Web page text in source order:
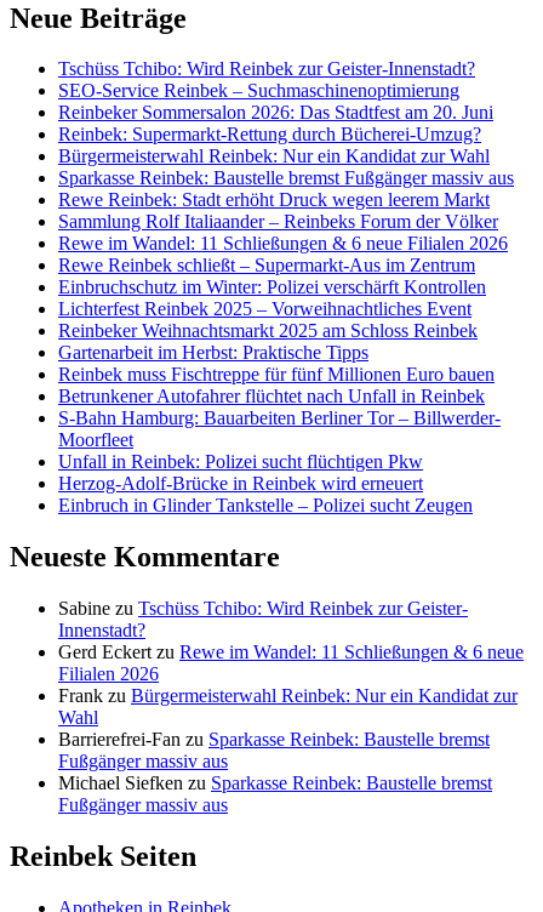
Neue Beiträge
Tschüss Tchibo: Wird Reinbek zur Geister-Innenstadt?
SEO-Service Reinbek – Suchmaschinenoptimierung
Reinbeker Sommersalon 2026: Das Stadtfest am 20. Juni
Reinbek: Supermarkt-Rettung durch Bücherei-Umzug?
Bürgermeisterwahl Reinbek: Nur ein Kandidat zur Wahl
Sparkasse Reinbek: Baustelle bremst Fußgänger massiv aus
Rewe Reinbek: Stadt erhöht Druck wegen leerem Markt
Sammlung Rolf Italiaander – Reinbeks Forum der Völker
Rewe im Wandel: 11 Schließungen & 6 neue Filialen 2026
Rewe Reinbek schließt – Supermarkt-Aus im Zentrum
Einbruchschutz im Winter: Polizei verschärft Kontrollen
Lichterfest Reinbek 2025 – Vorweihnachtliches Event
Reinbeker Weihnachtsmarkt 2025 am Schloss Reinbek
Gartenarbeit im Herbst: Praktische Tipps
Reinbek muss Fischtreppe für fünf Millionen Euro bauen
Betrunkener Autofahrer flüchtet nach Unfall in Reinbek
S-Bahn Hamburg: Bauarbeiten Berliner Tor – Billwerder-
Moorfleet
Unfall in Reinbek: Polizei sucht flüchtigen Pkw
Herzog-Adolf-Brücke in Reinbek wird erneuert
Einbruch in Glinder Tankstelle – Polizei sucht Zeugen
Neueste Kommentare
Sabine zu Tschüss Tchibo: Wird Reinbek zur Geister-
Innenstadt?
Gerd Eckert zu Rewe im Wandel: 11 Schließungen & 6 neue
Filialen 2026
Frank zu Bürgermeisterwahl Reinbek: Nur ein Kandidat zur
Wahl
Barrierefrei-Fan zu Sparkasse Reinbek: Baustelle bremst
Fußgänger massiv aus
Michael Siefken zu Sparkasse Reinbek: Baustelle bremst
Fußgänger massiv aus
Reinbek Seiten
Apotheken in Reinbek